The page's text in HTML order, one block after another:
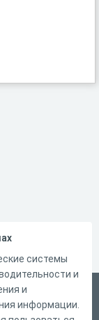
системы
и
и
информации.